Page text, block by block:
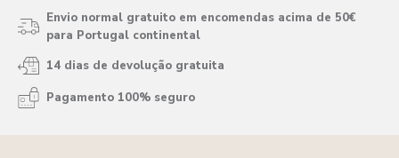
Envio normal gratuito em encomendas acima de 50€
para Portugal continental
14 dias de devolução gratuita
Pagamento 100% seguro